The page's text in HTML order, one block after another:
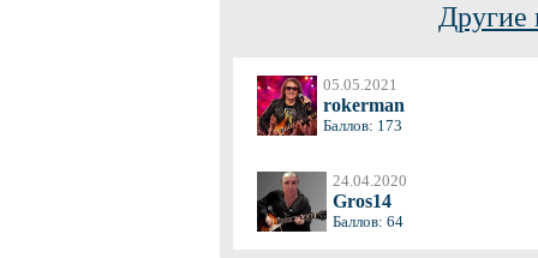
Другие
05.05.2021
rokerman
Баллов: 173
24.04.2020
Gros14
Баллов: 64